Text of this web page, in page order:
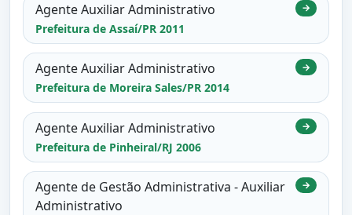
Agente Auxiliar Administrativo
Prefeitura de Assaí/PR 2011
→
Agente Auxiliar Administrativo
Prefeitura de Moreira Sales/PR 2014
→
Agente Auxiliar Administrativo
Prefeitura de Pinheiral/RJ 2006
→
Agente de Gestão Administrativa - Auxiliar
Administrativo
→